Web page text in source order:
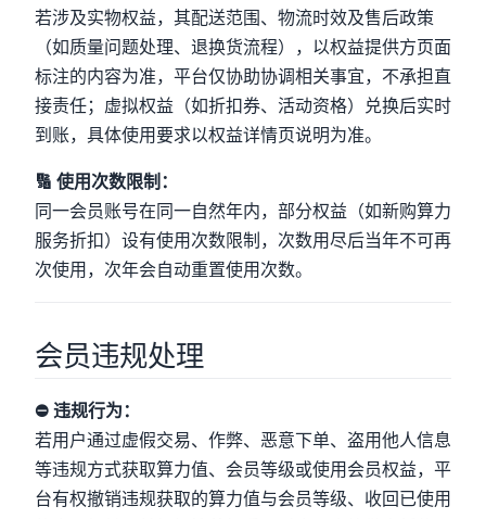
若涉及实物权益，其配送范围、物流时效及售后政策
（如质量问题处理、退换货流程），以权益提供方页面
标注的内容为准，平台仅协助协调相关事宜，不承担直
接责任；虚拟权益（如折扣券、活动资格）兑换后实时
到账，具体使用要求以权益详情页说明为准。
🔢 使用次数限制：
同一会员账号在同一自然年内，部分权益（如新购算力
服务折扣）设有使用次数限制，次数用尽后当年不可再
次使用，次年会自动重置使用次数。
会员违规处理
⛔ 违规行为：
若用户通过虚假交易、作弊、恶意下单、盗用他人信息
等违规方式获取算力值、会员等级或使用会员权益，平
台有权撤销违规获取的算力值与会员等级、收回已使用